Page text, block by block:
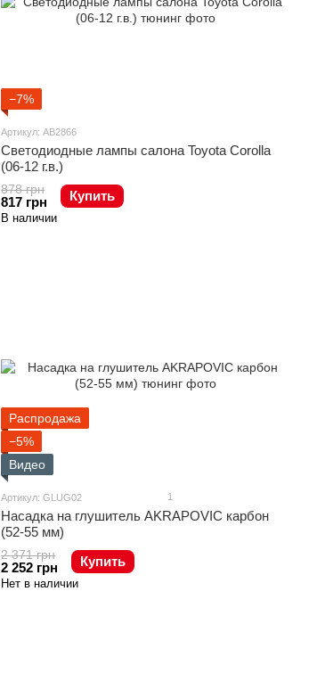
−7%
Артикул: AB2866
Светодиодные лампы салона Toyota Corolla
(06-12 г.в.)
878 грн
817 грн Купить
В наличии
Распродажа
−5%
Видео
Артикул: GLUG02 1
Насадка на глушитель AKRAPOVIC карбон
(52-55 мм)
2 371 грн
2 252 грн Купить
Нет в наличии